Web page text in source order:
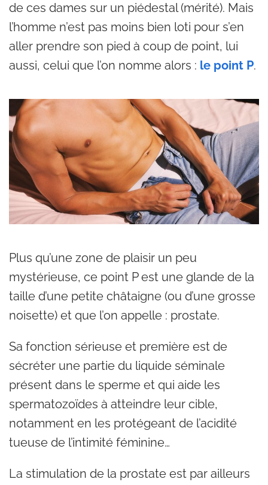
de ces dames sur un piédestal (mérité). Mais
l’homme n’est pas moins bien loti pour s’en
aller prendre son pied à coup de point, lui
aussi, celui que l’on nomme alors : le point P.
Plus qu’une zone de plaisir un peu
mystérieuse, ce point P est une glande de la
taille d’une petite châtaigne (ou d’une grosse
noisette) et que l’on appelle : prostate.
Sa fonction sérieuse et première est de
sécréter une partie du liquide séminale
présent dans le sperme et qui aide les
spermatozoïdes à atteindre leur cible,
notamment en les protégeant de l’acidité
tueuse de l’intimité féminine…
La stimulation de la prostate est par ailleurs